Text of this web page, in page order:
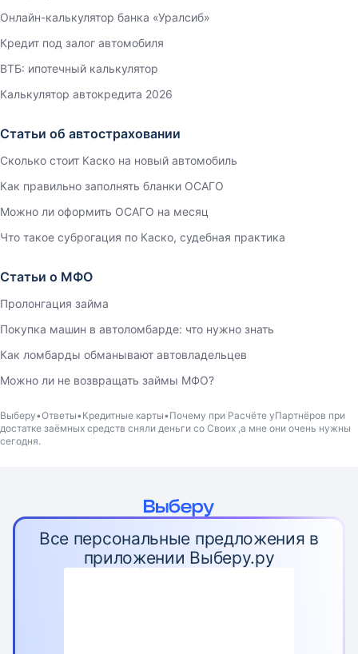
Онлайн-калькулятор банка «Уралсиб»
Кредит под залог автомобиля
ВТБ: ипотечный калькулятор
Калькулятор автокредита 2026
Статьи об автостраховании
Сколько стоит Каско на новый автомобиль
Как правильно заполнять бланки ОСАГО
Можно ли оформить ОСАГО на месяц
Что такое суброгация по Каско, судебная практика
Статьи о МФО
Пролонгация займа
Покупка машин в автоломбарде: что нужно знать
Как ломбарды обманывают автовладельцев
Можно ли не возвращать займы МФО?
Выберу Ответы Кредитные карты Почему при Расчёте уПартнёров при
достатке заёмных средств сняли деньги со Своих ,а мне они очень нужны
сегодня.
Все персональные предложения в
приложении Выберу.ру